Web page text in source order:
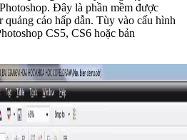
Đây là phần mềm được
quảng cáo hấp dẫn. Tùy vào cấu hình
CS5, CS6 hoặc bản